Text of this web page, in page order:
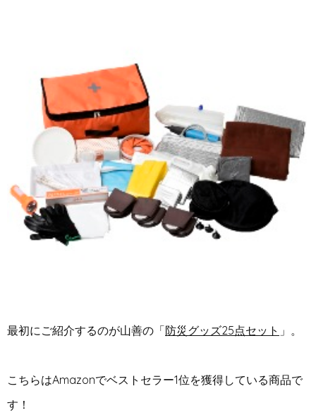
最初にご紹介するのが山善の「防災グッズ25点セット 」。
こちらはAmazonでベストセラー1位を獲得している商品で
す！